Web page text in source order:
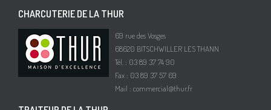
CHARCUTERIE DE LA THUR
69 rue des Vosges
68620 BITSCHWILLER LES THANN
Tél. : 03 89 37 74 90
Fax : 03 89 37 57 69
Mail : commercial@thur.fr